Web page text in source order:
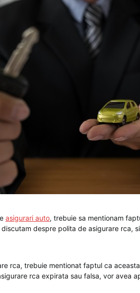
asigurari auto, trebuie sa mentionam
despre polita de asigurare rca,
rca, trebuie mentionat faptul ca
rca expirata sau falsa, vor avea